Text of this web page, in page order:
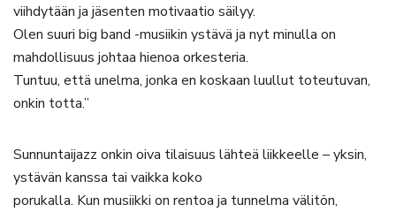
viihdytään ja jäsenten motivaatio säilyy.
Olen suuri big band -musiikin ystävä ja nyt minulla on
mahdollisuus johtaa hienoa orkesteria.
Tuntuu, että unelma, jonka en koskaan luullut toteutuvan,
onkin totta.”
Sunnuntaijazz onkin oiva tilaisuus lähteä liikkeelle – yksin,
ystävän kanssa tai vaikka koko
porukalla. Kun musiikki on rentoa ja tunnelma välitön,